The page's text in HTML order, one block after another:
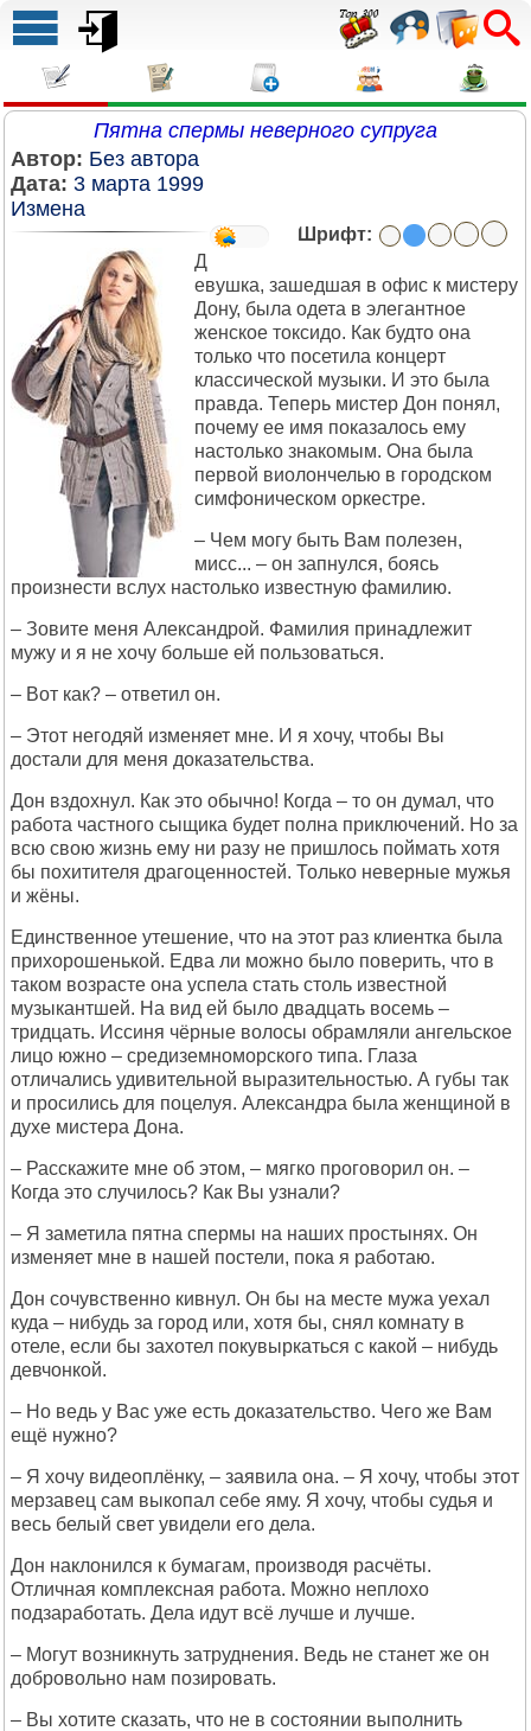
Пятна спермы неверного супруга
Автор: Без автора
Дата: 3 марта 1999
Измена
Шрифт:
Д
евушка, зашедшая в офис к мистеру
Дону, была одета в элегантное
женское токсидо. Как будто она
только что посетила концерт
классической музыки. И это была
правда. Теперь мистер Дон понял,
почему ее имя показалось ему
настолько знакомым. Она была
первой виолончелью в городском
симфоническом оркестре.
– Чем могу быть Вам полезен,
мисс... – он запнулся, боясь
произнести вслух настолько известную фамилию.
– Зовите меня Александрой. Фамилия принадлежит
мужу и я не хочу больше ей пользоваться.
– Вот как? – ответил он.
– Этот негодяй изменяет мне. И я хочу, чтобы Вы
достали для меня доказательства.
Дон вздохнул. Как это обычно! Когда – то он думал, что
работа частного сыщика будет полна приключений. Но за
всю свою жизнь ему ни разу не пришлось поймать хотя
бы похитителя драгоценностей. Только неверные мужья
и жёны.
Единственное утешение, что на этот раз клиентка была
прихорошенькой. Едва ли можно было поверить, что в
таком возрасте она успела стать столь известной
музыкантшей. На вид ей было двадцать восемь –
тридцать. Иссиня чёрные волосы обрамляли ангельское
лицо южно – средиземноморского типа. Глаза
отличались удивительной выразительностью. А губы так
и просились для поцелуя. Александра была женщиной в
духе мистера Дона.
– Расскажите мне об этом, – мягко проговорил он. –
Когда это случилось? Как Вы узнали?
– Я заметила пятна спермы на наших простынях. Он
изменяет мне в нашей постели, пока я работаю.
Дон сочувственно кивнул. Он бы на месте мужа уехал
куда – нибудь за город или, хотя бы, снял комнату в
отеле, если бы захотел покувыркаться с какой – нибудь
девчонкой.
– Но ведь у Вас уже есть доказательство. Чего же Вам
ещё нужно?
– Я хочу видеоплёнку, – заявила она. – Я хочу, чтобы этот
мерзавец сам выкопал себе яму. Я хочу, чтобы судья и
весь белый свет увидели его дела.
Дон наклонился к бумагам, производя расчёты.
Отличная комплексная работа. Можно неплохо
подзаработать. Дела идут всё лучше и лучше.
– Могут возникнуть затруднения. Ведь не станет же он
добровольно нам позировать.
– Вы хотите сказать, что не в состоянии выполнить